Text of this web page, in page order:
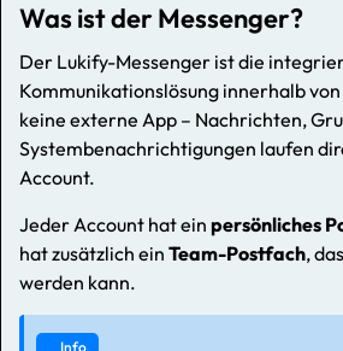
Was ist der Messenger?
Der Lukify-Messenger ist die
Kommunikationslösung innerhalb
keine externe App – Nachrichten,
Systembenachrichtigungen laufen
Account.
Jeder Account hat ein persönliches
hat zusätzlich ein Team-Postfach,
werden kann.
Info